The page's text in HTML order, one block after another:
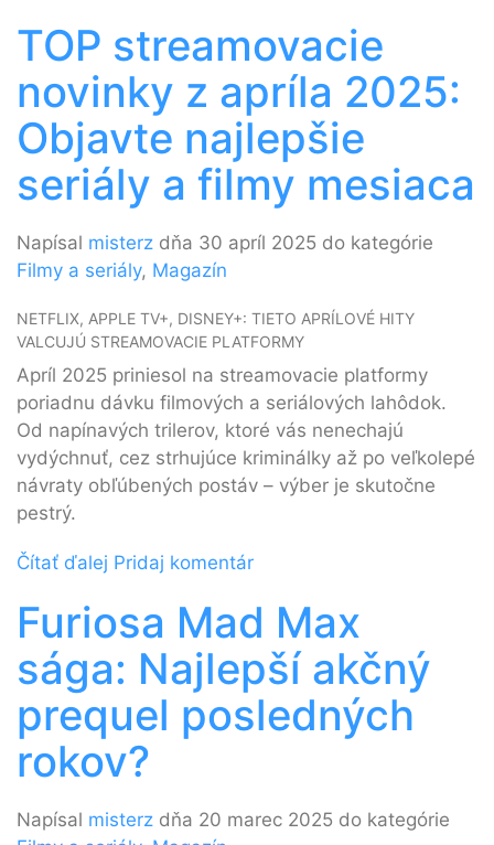
TOP streamovacie
novinky z apríla 2025:
Objavte najlepšie
seriály a filmy mesiaca
Napísal misterz dňa 30 apríl 2025 do kategórie
Filmy a seriály, Magazín
NETFLIX, APPLE TV+, DISNEY+: TIETO APRÍLOVÉ HITY
VALCUJÚ STREAMOVACIE PLATFORMY
Apríl 2025 priniesol na streamovacie platformy
poriadnu dávku filmových a seriálových lahôdok.
Od napínavých trilerov, ktoré vás nenechajú
vydýchnuť, cez strhujúce kriminálky až po veľkolepé
návraty obľúbených postáv – výber je skutočne
pestrý.
Čítať ďalej Pridaj komentár
Furiosa Mad Max
sága: Najlepší akčný
prequel posledných
rokov?
Napísal misterz dňa 20 marec 2025 do kategórie